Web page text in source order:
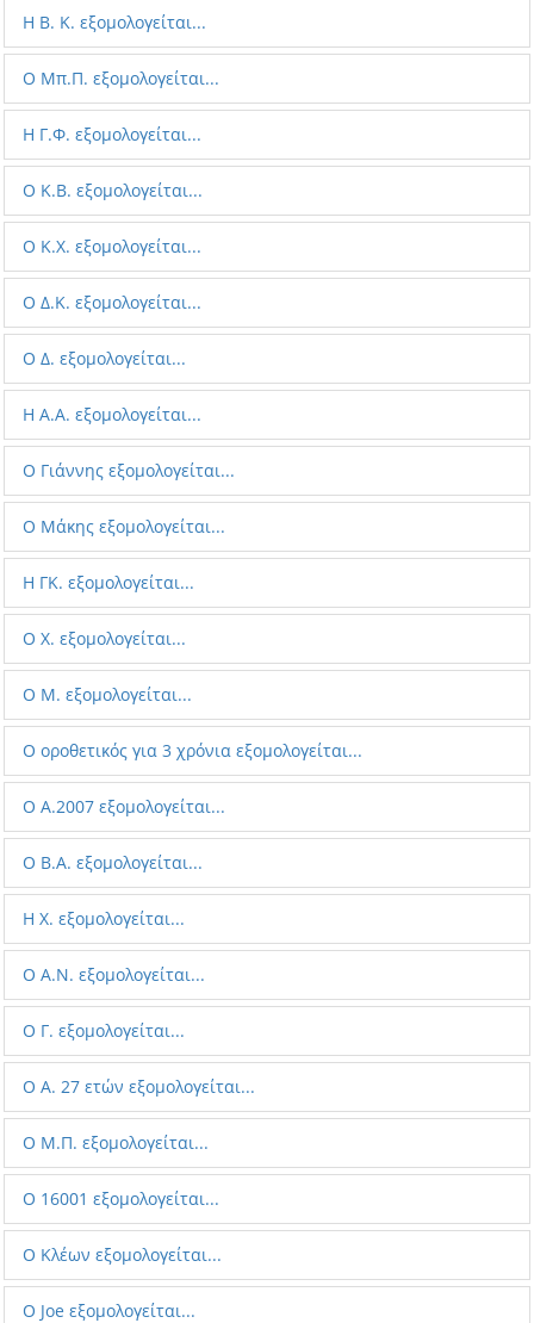
Η Β. Κ. εξομολογείται...
Ο Μπ.Π. εξομολογείται...
Η Γ.Φ. εξομολογείται...
Ο Κ.Β. εξομολογείται...
Ο Κ.Χ. εξομολογείται...
Ο Δ.Κ. εξομολογείται...
Ο Δ. εξομολογείται...
Η A.A. εξομολογείται...
Ο Γιάννης εξομολογείται...
O Μάκης εξομολογείται...
Η ΓΚ. εξομολογείται...
O X. εξομολογείται...
Ο Μ. εξομολογείται...
Ο οροθετικός για 3 χρόνια εξομολογείται...
Ο Α.2007 εξομολογείται...
Ο B.Α. εξομολογείται...
Η Χ. εξομολογείται...
Ο A.N. εξομολογείται...
Ο Γ. εξομολογείται...
Ο A. 27 ετών εξομολογείται...
Ο M.Π. εξομολογείται...
Ο 16001 εξομολογείται...
Ο Κλέων εξομολογείται...
Ο Joe εξομολογείται...